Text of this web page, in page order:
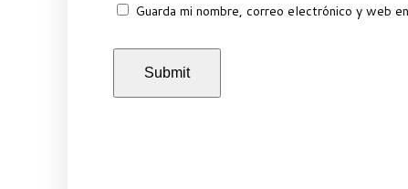
Guarda mi nombre, correo electrónico y web